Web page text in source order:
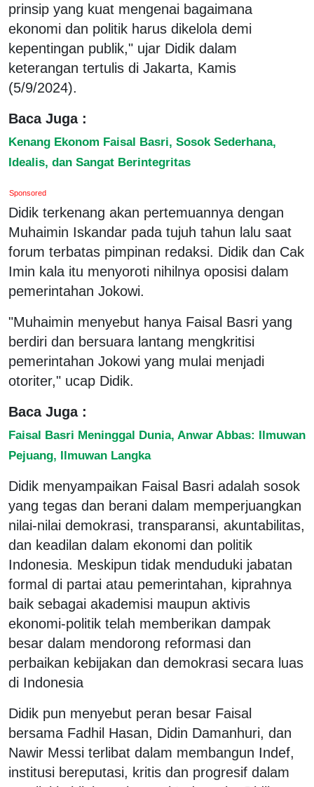
prinsip yang kuat mengenai bagaimana
ekonomi dan politik harus dikelola demi
kepentingan publik," ujar Didik dalam
keterangan tertulis di Jakarta, Kamis
(5/9/2024).
Baca Juga :
Kenang Ekonom Faisal Basri, Sosok Sederhana,
Idealis, dan Sangat Berintegritas
Sponsored
Didik terkenang akan pertemuannya dengan
Muhaimin Iskandar pada tujuh tahun lalu saat
forum terbatas pimpinan redaksi. Didik dan Cak
Imin kala itu menyoroti nihilnya oposisi dalam
pemerintahan Jokowi.
"Muhaimin menyebut hanya Faisal Basri yang
berdiri dan bersuara lantang mengkritisi
pemerintahan Jokowi yang mulai menjadi
otoriter," ucap Didik.
Baca Juga :
Faisal Basri Meninggal Dunia, Anwar Abbas: Ilmuwan
Pejuang, Ilmuwan Langka
Didik menyampaikan Faisal Basri adalah sosok
yang tegas dan berani dalam memperjuangkan
nilai-nilai demokrasi, transparansi, akuntabilitas,
dan keadilan dalam ekonomi dan politik
Indonesia. Meskipun tidak menduduki jabatan
formal di partai atau pemerintahan, kiprahnya
baik sebagai akademisi maupun aktivis
ekonomi-politik telah memberikan dampak
besar dalam mendorong reformasi dan
perbaikan kebijakan dan demokrasi secara luas
di Indonesia
Didik pun menyebut peran besar Faisal
bersama Fadhil Hasan, Didin Damanhuri, dan
Nawir Messi terlibat dalam membangun Indef,
institusi bereputasi, kritis dan progresif dalam